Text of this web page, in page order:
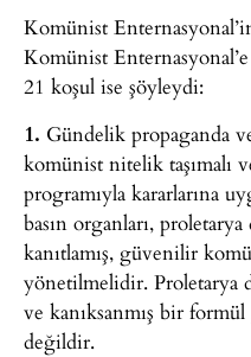
Komünist
Komünist
21 koşul ise şöyleydi:
1. Gündelik propaganda
komünist nitelik taşımalı
programıyla kararlarına
basın organları, proletarya
kanıtlamış, güvenilir
yönetilmelidir. Proletarya
ve kanıksanmış bir
değildir.